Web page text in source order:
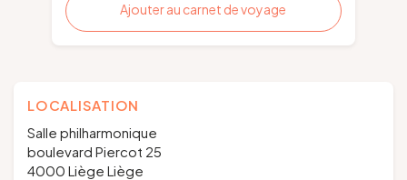
Ajouter au carnet de voyage
LOCALISATION
Salle philharmonique
boulevard Piercot 25
4000 Liège Liège